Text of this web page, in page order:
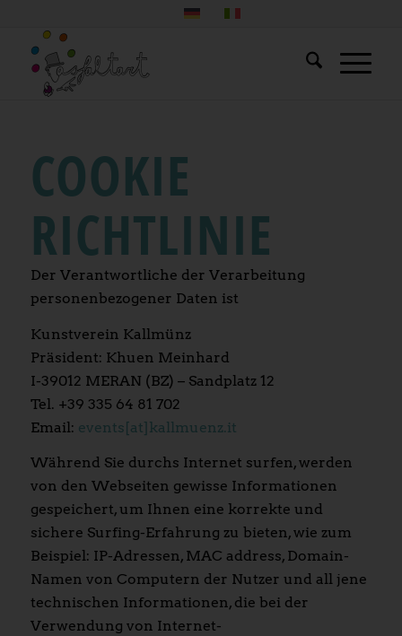
COOKIE
RICHTLINIE
Der Verantwortliche der Verarbeitung
personenbezogener Daten ist
Kunstverein Kallmünz
Präsident: Khuen Meinhard
I-39012 MERAN (BZ) – Sandplatz 12
Tel. +39 335 64 81 702
Email: events[at]kallmuenz.it
Während Sie durchs Internet surfen, werden
von den Webseiten gewisse Informationen
gespeichert, um Ihnen eine korrekte und
sichere Surfing-Erfahrung zu bieten, wie zum
Beispiel: IP-Adressen, MAC address, Domain-
Namen von Computern der Nutzer und all jene
technischen Informationen, die bei der
Verwendung von Internet-